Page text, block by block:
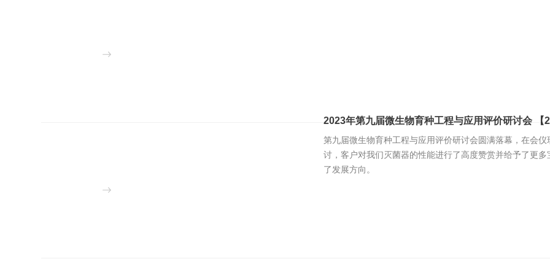
2023年第九届微生物育种工程与应用评价研讨会 【
第九届微生物育种工程与应用评价研讨会圆满落幕，在会
讨，客户对我们灭菌器的性能进行了高度赞赏并给予了更
了发展方向。